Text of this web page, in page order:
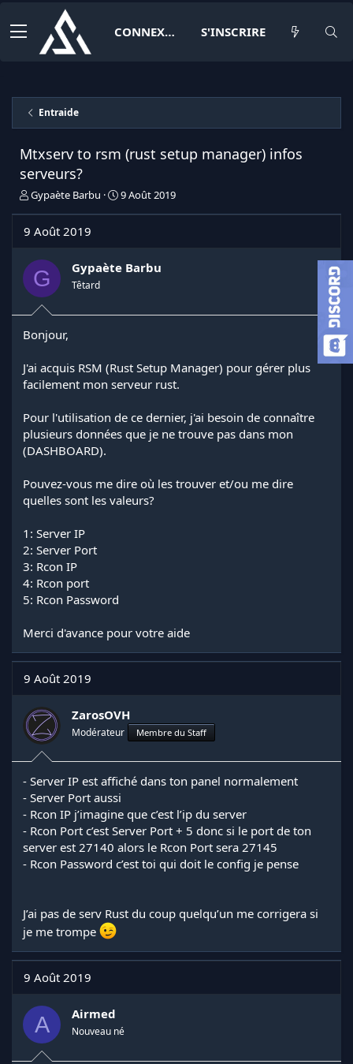
CONNEXION S'INSCRIRE
Entraide
Mtxserv to rsm (rust setup manager) infos
serveurs?
I
a
e
u
d
l
d
s
c
u
i
o
Gypaète Barbu
D
e
9 Août 2019
9 Août 2019
G Gypaète Barbu
Têtard
Bonjour,
J'ai acquis RSM (Rust Setup Manager) pour gérer plus
facilement mon serveur rust.
Pour l'utilisation de ce dernier, j'ai besoin de connaître
plusieurs données que je ne trouve pas dans mon
(DASHBOARD).
Pouvez-vous me dire où les trouver et/ou me dire
quelles sont les valeurs?
1: Server IP
2: Server Port
3: Rcon IP
4: Rcon port
5: Rcon Password
Merci d'avance pour votre aide
9 Août 2019
ZarosOVH
Modérateur Membre du Staff
- Server IP est affiché dans ton panel normalement
- Server Port aussi
- Rcon IP j’imagine que c’est l’ip du server
- Rcon Port c’est Server Port + 5 donc si le port de ton
server est 27140 alors le Rcon Port sera 27145
- Rcon Password c’est toi qui doit le config je pense
J’ai pas de serv Rust du coup quelqu’un me corrigera si
je me trompe
9 Août 2019
A Airmed
Nouveau né